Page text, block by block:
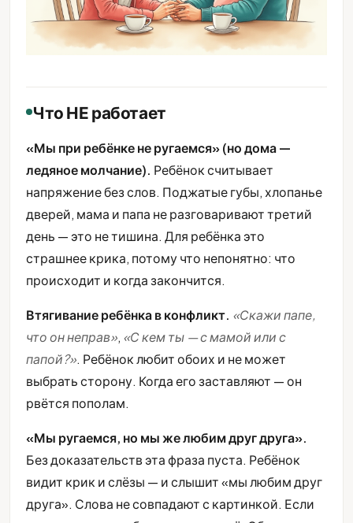
Что НЕ работает
«Мы при ребёнке не ругаемся» (но дома —
ледяное молчание). Ребёнок считывает
напряжение без слов. Поджатые губы, хлопанье
дверей, мама и папа не разговаривают третий
день — это не тишина. Для ребёнка это
страшнее крика, потому что непонятно: что
происходит и когда закончится.
Втягивание ребёнка в конфликт. «Скажи папе,
что он неправ», «С кем ты — с мамой или с
папой?». Ребёнок любит обоих и не может
выбрать сторону. Когда его заставляют — он
рвётся пополам.
«Мы ругаемся, но мы же любим друг друга».
Без доказательств эта фраза пуста. Ребёнок
видит крик и слёзы — и слышит «мы любим друг
друга». Слова не совпадают с картинкой. Если